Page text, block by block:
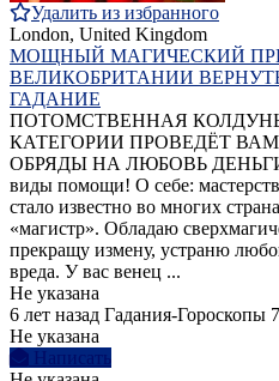
Удалить из избранного
London, United Kingdom
МОЩНЫЙ МАГИЧЕСКИЙ
ВЕЛИКОБРИТАНИИ
ГАДАНИЕ
ПОТОМСТВЕННАЯ
КАТЕГОРИИ ПРОВЕДЁТ
ОБРЯДЫ НА ЛЮБОВЬ ДЕНЬГИ
виды помощи! О себе:
стало известно во многих
«магистр». Обладаю
прекращу измену, устраню
вреда. У вас венец ...
Не указана
6 лет назад Гадания-Гороскопы
Не указана
Написать